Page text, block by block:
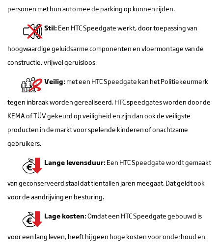
personen met hun auto mee de parking op kunnen rijden.
Stil:Een HTC Speedgate werkt, door toepassing van
hoogwaardige geluidsarme componenten en vloermontage van de
constructie, vrijwel geruisloos.
Veilig:met een HTC Speedgate kan het Politiekeurmerk
tegen inbraak worden gerealiseerd. HTC speedgates worden door de
KEMA of TÜV gekeurd op veiligheid en zijn dan ook de veiligste
producten in de markt voor spelende kinderen of onachtzame
gebruikers.
Lange levensduur:Een HTC Speedgate wordt gemaakt
van geconserveerd staal dat tientallen jaren meegaat. Dat geldt ook
voor de aandrijving en besturing.
Lage kosten:Omdat een HTC Speedgate gebouwd is
voor een lang leven, heeft hij geen hoge kosten voor onderhoud en